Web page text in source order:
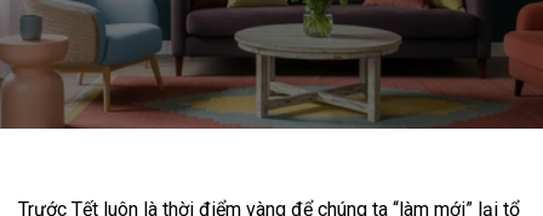
Trước Tết luôn là thời điểm vàng để chúng ta “làm mới” lại tổ